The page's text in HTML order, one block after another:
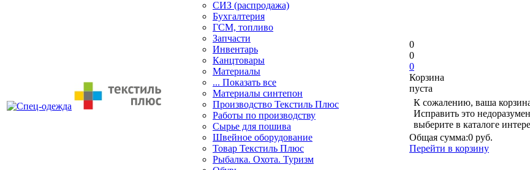
СИЗ (распродажа)
Бухгалтерия
ГСМ, топливо
Запчасти
Инвентарь
Канцтовары
Материалы
... Показать все
Материалы синтепон
Производство Текстиль Плюс
Работы по производству
Сырье для пошива
Швейное оборудование
Товар Текстиль Плюс
Рыбалка. Охота. Туризм
0
0
0
Корзина
пуста
К сожалению, ваша
Исправить это
выберите в каталоге
Общая сумма:0 руб.
Перейти в корзину